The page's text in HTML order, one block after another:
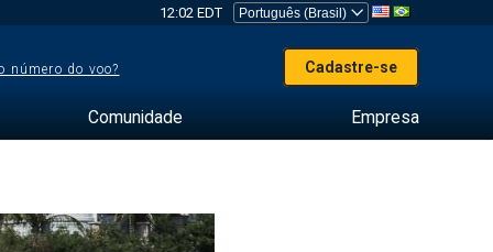
12:02 EDT
número do voo? Cadastre-se
Comunidade Empresa